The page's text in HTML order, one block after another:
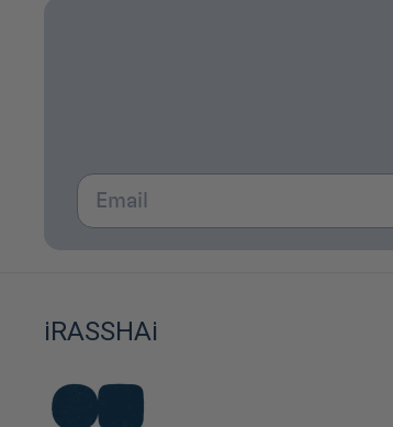
Email
iRASSHAi